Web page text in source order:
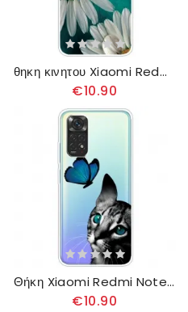
θηκη κινητου Xiaomi Redmi Note 11 / 11S Μαργαρίτα
€10.90
Θήκη Xiaomi Redmi Note 11 / 11S Γάτα Και Πεταλούδα
€10.90